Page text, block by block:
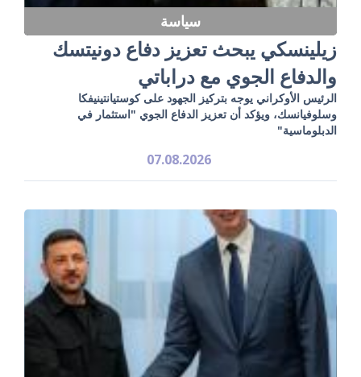
سياسة
زيلينسكي يبحث تعزيز دفاع دونيتسك
والدفاع الجوي مع دراباتي
الرئيس الأوكراني يوجه بتركيز الجهود على كوستيانتينيفكا
وسلوفيانسك، ويؤكد أن تعزيز الدفاع الجوي "استثمار في
الدبلوماسية"
07.08.2026